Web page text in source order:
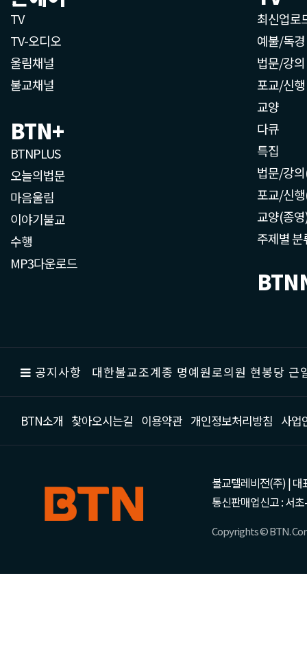
TV
TV-오디오
울림채널
불교채널
BTN+
BTNPLUS
오늘의법문
마음울림
이야기불교
수행
MP3다운로드
최신업로
예불/독경
법문/강의
포교/신행
교양
다큐
특집
법문/강
포교/신
교양(종
주제별 분
공지사항 대한불교조계종 명예원로의원 현봉당
BTN소개 찾아오시는길 이용약관 개인정보처리방침 사업
불교텔레비전(주) | 대
통신판매업신고 : 서
Copyrights © BTN.